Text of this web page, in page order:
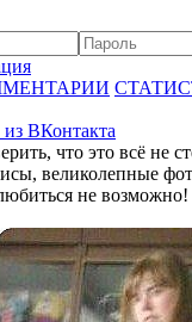
ВКонтакта
что это всё не
великолепные
не возможно!